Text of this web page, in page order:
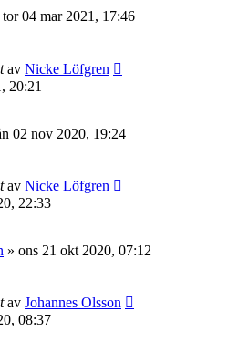
tor 04 mar 2021, 17:46
av Nicke Löfgren
20:21
02 nov 2020, 19:24
av Nicke Löfgren
22:33
» ons 21 okt 2020, 07:12
av Johannes Olsson
08:37